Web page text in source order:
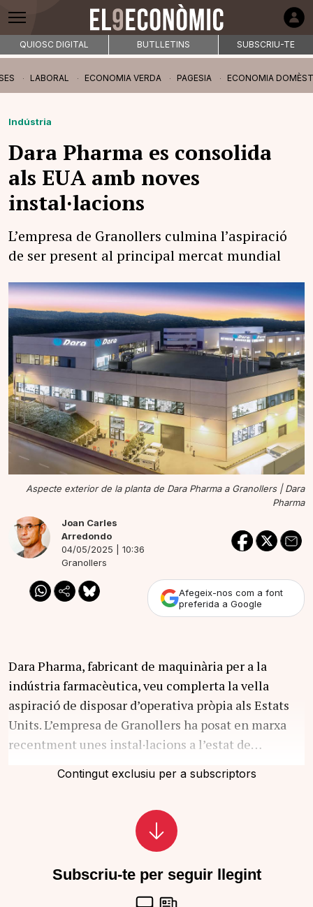
QUIOSC DIGITAL BUTLLETINS SUBSCRIU-TE
LABORAL ECONOMIA VERDA PAGESIA ECONOMIA
Indústria
Dara Pharma es consolida
als EUA amb noves
instal·lacions
L’empresa de Granollers culmina l’aspiració
de ser present al principal mercat mundial
Aspecte exterior de la planta de Dara Pharma a Granollers |Dara
Pharma
Joan Carles
Arredondo
04/05/2025 | 10:36
Granollers
Afegeix-nos com a font
preferida a Google
Dara Pharma, fabricant de maquinària per a la
indústria farmacèutica, veu complerta la vella
aspiració de disposar d’operativa pròpia als Estats
Units. L’empresa de Granollers ha posat en marxa
recentment unes instal·lacions a l’estat de…
Contingut exclusiu per a subscriptors